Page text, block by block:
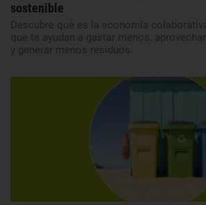
sostenible
Descubre qué es la economía
que te ayudan a gastar menos,
y generar menos residuos.